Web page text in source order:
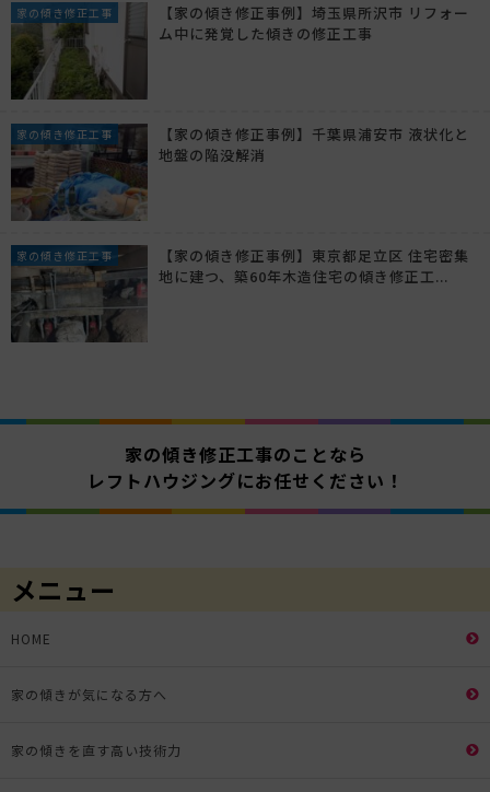
家の傾き修正工事
【家の傾き修正事例】埼玉県所沢市 リフォー
ム中に発覚した傾きの修正工事
家の傾き修正工事
【家の傾き修正事例】千葉県浦安市 液状化と
地盤の陥没解消
家の傾き修正工事
【家の傾き修正事例】東京都足立区 住宅密集
地に建つ、築60年木造住宅の傾き修正工...
家の傾き修正工事のことなら
レフトハウジングにお任せください！
メニュー
HOME
家の傾きが気になる方へ
家の傾きを直す高い技術力